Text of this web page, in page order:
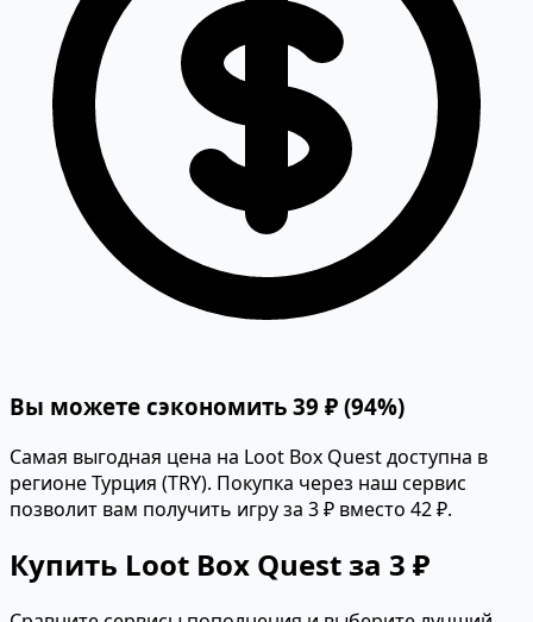
Вы можете сэкономить 39 ₽ (94%)
Самая выгодная цена на Loot Box Quest доступна в
регионе Турция (TRY). Покупка через наш сервис
позволит вам получить игру за 3 ₽ вместо 42 ₽.
Купить Loot Box Quest за 3 ₽